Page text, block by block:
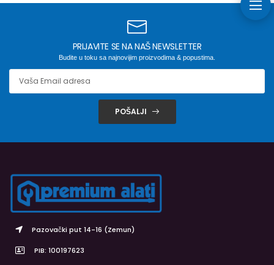
PRIJAVITE SE NA NAŠ NEWSLETTER
Budite u toku sa najnovijim proizvodima & popustima.
POŠALJI
Pazovački put 14-16 (Zemun)
PIB: 100197623